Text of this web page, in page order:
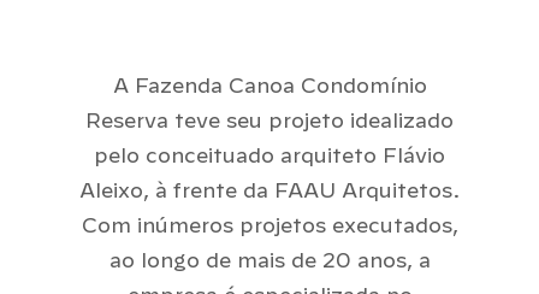
A Fazenda Canoa Condomínio
Reserva teve seu projeto idealizado
pelo conceituado arquiteto Flávio
Aleixo, à frente da FAAU Arquitetos.
Com inúmeros projetos executados,
ao longo de mais de 20 anos, a